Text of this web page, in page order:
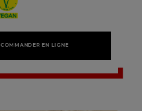
COMMANDER EN LIGNE